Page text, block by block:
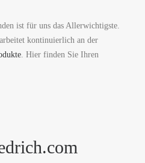
ist für uns das Allerwichtigste.
kontinuierlich an der
. Hier finden Sie Ihren